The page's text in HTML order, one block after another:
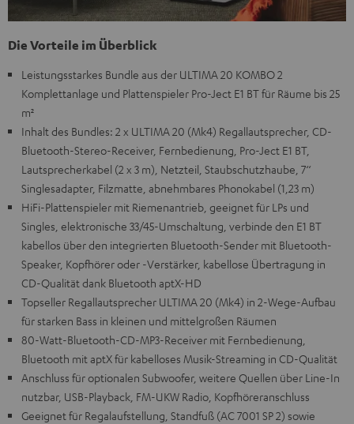
Die Vorteile im Überblick
Leistungsstarkes Bundle aus der ULTIMA 20 KOMBO 2
Komplettanlage und Plattenspieler Pro-Ject E1 BT für Räume bis 25
m²
Inhalt des Bundles: 2 x ULTIMA 20 (Mk4) Regallautsprecher, CD-
Bluetooth-Stereo-Receiver, Fernbedienung, Pro-Ject E1 BT,
Lautsprecherkabel (2 x 3 m), Netzteil, Staubschutzhaube, 7‘‘
Singlesadapter, Filzmatte, abnehmbares Phonokabel (1,23 m)
HiFi-Plattenspieler mit Riemenantrieb, geeignet für LPs und
Singles, elektronische 33/45-Umschaltung, verbinde den E1 BT
kabellos über den integrierten Bluetooth-Sender mit Bluetooth-
Speaker, Kopfhörer oder -Verstärker, kabellose Übertragung in
CD-Qualität dank Bluetooth aptX-HD
Topseller Regallautsprecher ULTIMA 20 (Mk4) in 2-Wege-Aufbau
für starken Bass in kleinen und mittelgroßen Räumen
80-Watt-Bluetooth-CD-MP3-Receiver mit Fernbedienung,
Bluetooth mit aptX für kabelloses Musik-Streaming in CD-Qualität
Anschluss für optionalen Subwoofer, weitere Quellen über Line-In
nutzbar, USB-Playback, FM-UKW Radio, Kopfhöreranschluss
Geeignet für Regalaufstellung, Standfuß (AC 7001 SP 2) sowie